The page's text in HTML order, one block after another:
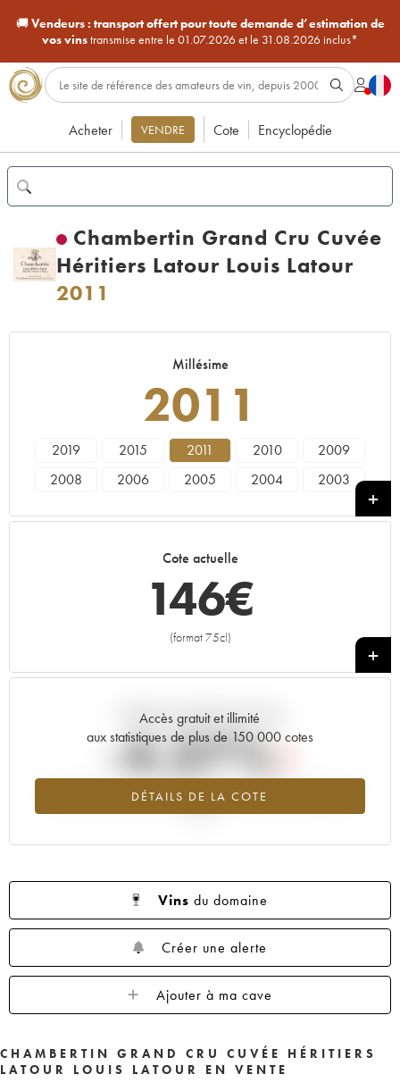
🚚Vendeurs : transport offert pour toute demande d’estimation de
vos vinstransmise entre le 01.07.2026 et le 31.08.2026 inclus*
Acheter VENDRE Cote Encyclopédie
Chambertin Grand Cru Cuvée
Héritiers Latour Louis Latour
2011
Millésime
2011
2019 2015 2011 2010
2009
2008
2006 2005 2004
2003
1979
1970
Cote actuelle
146€
(format 75cl)
+
Accès gratuit et illimité
aux statistiques de plus de 150 000 cotes
DÉTAILS DE LA COTE
Tendance actuelle de la cote
-4.37%
Tendance à la baisse du millésime 2011 en 2026 par rapport à
Vins du domaine
Créer une alerte
Ajouter à ma cave
CHAMBERTIN GRAND CRU CUVÉE HÉRITIERS
LATOUR LOUIS LATOUR EN VENTE